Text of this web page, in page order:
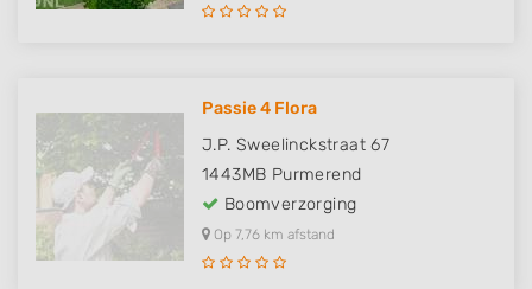
Passie 4 Flora
J.P. Sweelinckstraat 67
1443MB Purmerend
Boomverzorging
Op 7,76 km afstand